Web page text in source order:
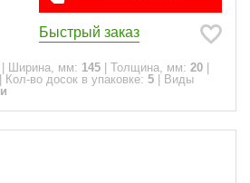
Быстрый заказ
Ширина, мм: 145 Толщина, мм: 20
Кол-во досок в упаковке: 5
Виды